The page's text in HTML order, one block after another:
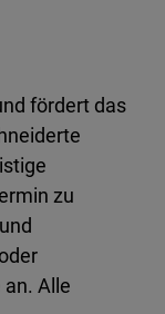
fördert das
zu
Alle